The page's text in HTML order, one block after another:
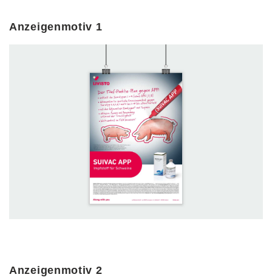
Anzeigenmotiv 1
Anzeigenmotiv 2